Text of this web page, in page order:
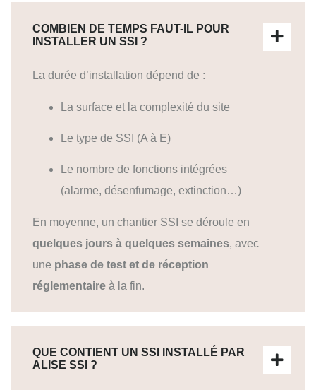
COMBIEN DE TEMPS FAUT-IL POUR
INSTALLER UN SSI ?
La durée d’installation dépend de :
La surface et la complexité du site
Le type de SSI (A à E)
Le nombre de fonctions intégrées
(alarme, désenfumage, extinction…)
En moyenne, un chantier SSI se déroule en
quelques jours à quelques semaines, avec
une phase de test et de réception
réglementaire à la fin.
QUE CONTIENT UN SSI INSTALLÉ PAR
ALISE SSI ?